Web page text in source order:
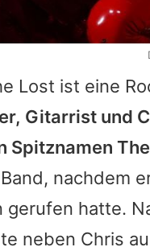
Lost ist eine
Gitarrist und
Spitznamen
nachdem
gerufen hatte.
neben Chris